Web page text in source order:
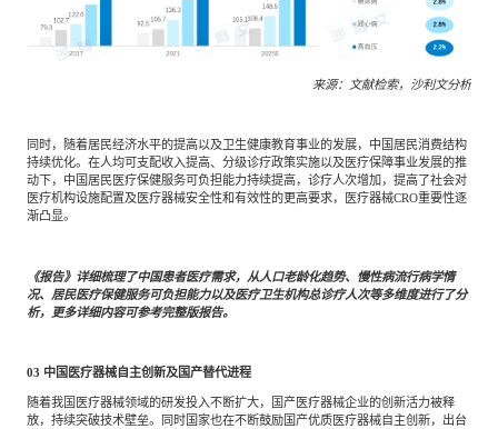
来源：文献检索，沙利文分析
同时，随着居民经济水平的提高以及卫生健康教育事业的发展，中国居民消费结构
持续优化。在人均可支配收入提高、分级诊疗政策实施以及医疗保障事业发展的推
动下，中国居民医疗保健服务可负担能力持续提高，诊疗人次增加，提高了社会对
医疗机构设施配置及医疗器械安全性和有效性的更高要求，医疗器械CRO重要性逐
渐凸显。
《报告》详细梳理了中国患者医疗需求，从人口老龄化趋势、慢性病流行病学情
况、居民医疗保健服务可负担能力以及医疗卫生机构总诊疗人次等多维度进行了分
析，更多详细内容可参考完整版报告。
03 中国医疗器械自主创新及国产替代进程
随着我国医疗器械领域的研发投入不断扩大，国产医疗器械企业的创新活力被释
放，持续突破技术壁垒。同时国家也在不断鼓励国产优质医疗器械自主创新，出台